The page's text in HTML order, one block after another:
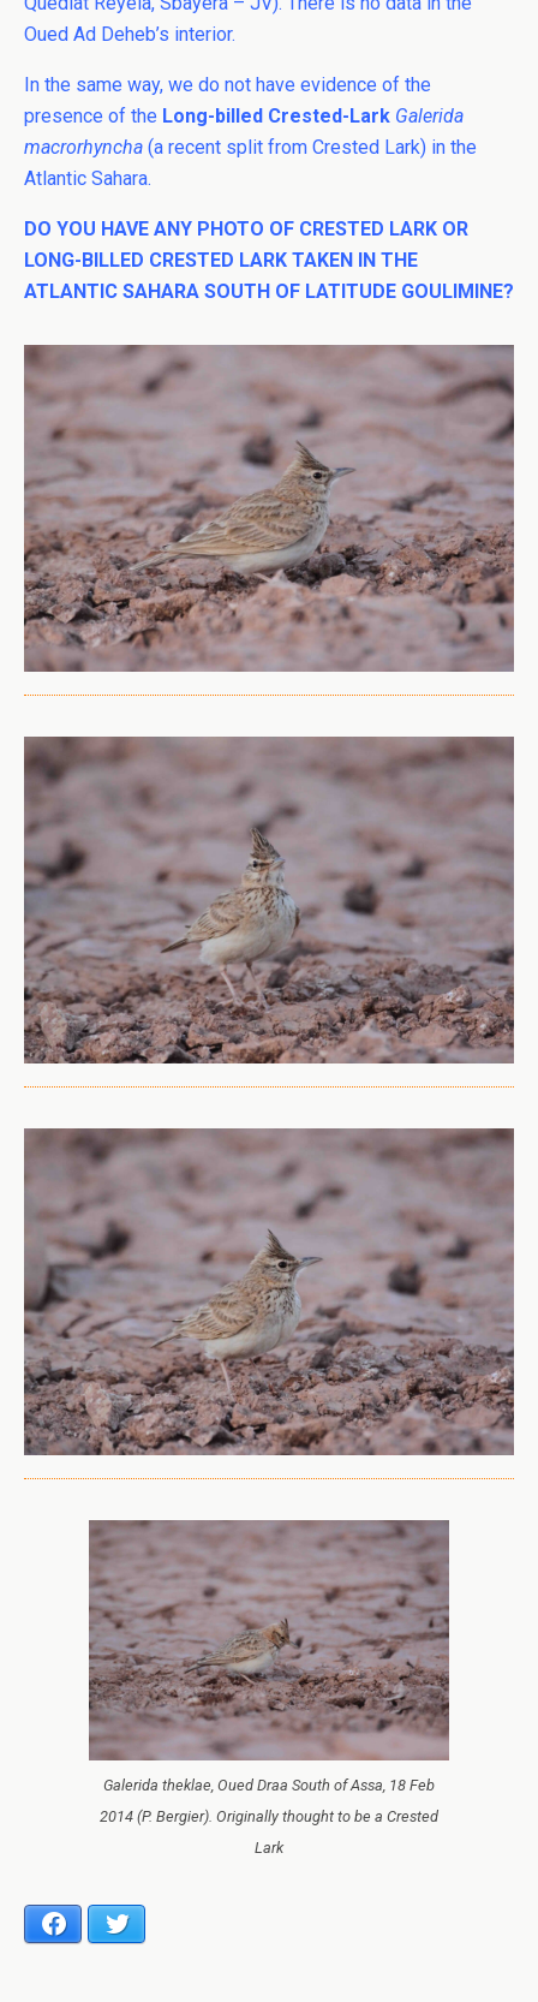
Oued Ad Deheb’s interior.
In the same way, we do not have evidence of the
presence of the Long-billed Crested-Lark Galerida
macrorhyncha (a recent split from Crested Lark) in the
Atlantic Sahara.
DO YOU HAVE ANY PHOTO OF CRESTED LARK OR
LONG-BILLED CRESTED LARK TAKEN IN THE
ATLANTIC SAHARA SOUTH OF LATITUDE GOULIMINE?
Galerida theklae, Oued Draa South of Assa, 18 Feb
2014 (P. Bergier). Originally thought to be a Crested
Lark
Facebook